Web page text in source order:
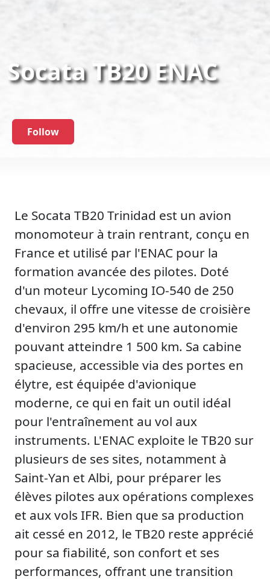
Socata TB20 ENAC
Follow
Le Socata TB20 Trinidad est un avion
monomoteur à train rentrant, conçu en
France et utilisé par l'ENAC pour la
formation avancée des pilotes. Doté
d'un moteur Lycoming IO-540 de 250
chevaux, il offre une vitesse de croisière
d'environ 295 km/h et une autonomie
pouvant atteindre 1 500 km. Sa cabine
spacieuse, accessible via des portes en
élytre, est équipée d'avionique
moderne, ce qui en fait un outil idéal
pour l'entraînement au vol aux
instruments. L'ENAC exploite le TB20 sur
plusieurs de ses sites, notamment à
Saint-Yan et Albi, pour préparer les
élèves pilotes aux opérations complexes
et aux vols IFR. Bien que sa production
ait cessé en 2012, le TB20 reste apprécié
pour sa fiabilité, son confort et ses
performances, offrant une transition